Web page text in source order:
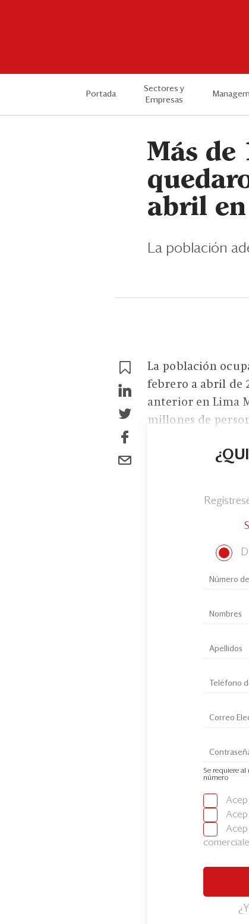
Portada
Sectores y
Empresas
Más de
abril
La población
La población
febrero a abril de
anterior en Lima
millones de
Se requiere
número